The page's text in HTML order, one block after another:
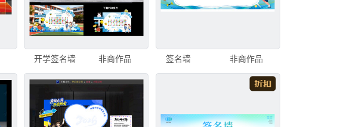
开学签名墙 非商作品 签名墙 非商作品